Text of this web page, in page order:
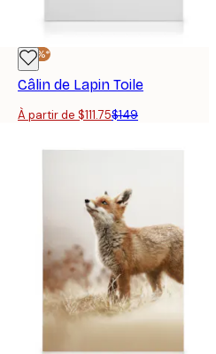
-25%*
Câlin de Lapin Toile
À partir de $111.75$149